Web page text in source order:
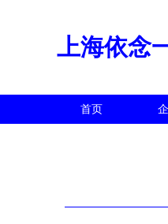
上海依念
首页